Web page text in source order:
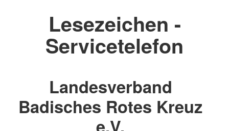
Lesezeichen -
Servicetelefon
Landesverband
Badisches Rotes Kreuz
e.V.